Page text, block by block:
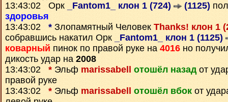
13:43:02 Орк
_Fantom1_ клон 1 (724) (1125)
здоровья
13:43:02 * Злопамятный Человек Thanks! клон 1
собравшись накатил Орк
_Fantom1_ клон 1 (1125)
коварный пинок по правой руке на 4016 но
дикость удар на 2008
13:43:02 * Эльф marissabell отошёл назадот
правой руке
13:43:02 * Эльф marissabell отошёл вбок от